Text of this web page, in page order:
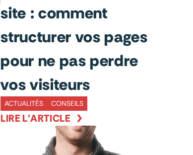
site : comment
structurer vos pages
pour ne pas perdre
vos visiteurs
ACTUALITÉS CONSEILS
LIRE L'ARTICLE